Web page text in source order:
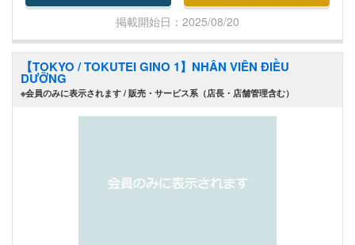
ルアップについて：解体工事は建設のスタートを
担う専門的な仕事です。 研修や資格取得に必要
な費用は会社が全額負担します。 ・現場経験を積
み、重機資格を取得 → オペレーターへ昇格 ・中
型免許取得 → 運搬業務も兼任 ・後輩指導を経験
掲載開始日：2025/08/20
【TOKYO / TOKUTEI GINO 1】NHÂN VIÊN ĐIỀU
DƯỠNG
※会員のみに表示されます / 販売・サービス系（店長・店舗管理含む）